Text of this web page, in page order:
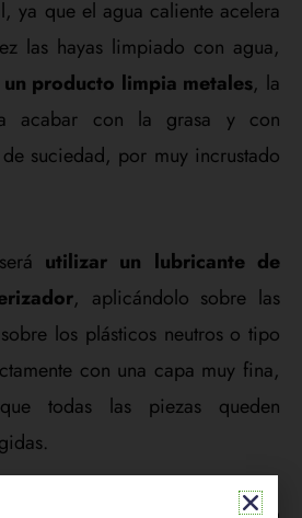
ya que el agua caliente acelera
las hayas limpiado con agua,
producto limpia metales, la
acabar con la grasa y con
suciedad, por muy incrustado
utilizar un lubricante de
, aplicándolo sobre las
los plásticos neutros o tipo
con una capa muy fina,
todas las piezas queden